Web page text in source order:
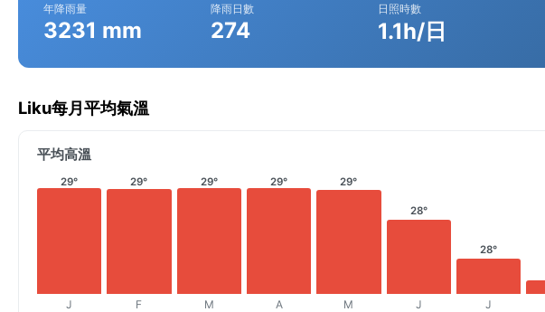
年降雨量
3231 mm
降雨日數
274
日照時數
1.1h/日
Liku每月平均氣溫
平均高溫
29°
J
29°
F
29°
M
29°
A
29°
M
28°
J
28°
J